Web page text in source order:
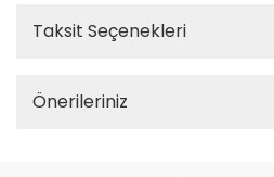
Taksit Seçenekleri
Önerileriniz